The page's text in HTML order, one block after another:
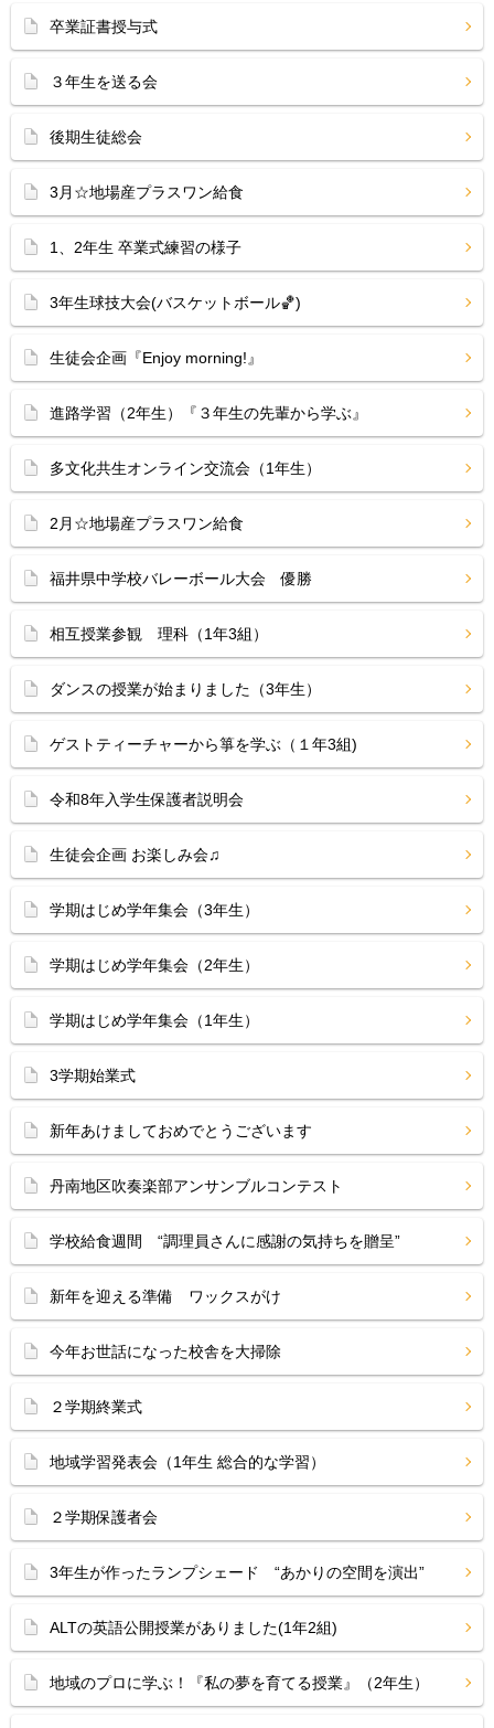
卒業証書授与式
３年生を送る会
後期生徒総会
3月☆地場産プラスワン給食
1、2年生 卒業式練習の様子
3年生球技大会(バスケットボール🏀)
生徒会企画『Enjoy morning!』
進路学習（2年生）『３年生の先輩から学ぶ』
多文化共生オンライン交流会（1年生）
2月☆地場産プラスワン給食
福井県中学校バレーボール大会 優勝
相互授業参観 理科（1年3組）
ダンスの授業が始まりました（3年生）
ゲストティーチャーから箏を学ぶ（１年3組)
令和8年入学生保護者説明会
生徒会企画 お楽しみ会♫
学期はじめ学年集会（3年生）
学期はじめ学年集会（2年生）
学期はじめ学年集会（1年生）
3学期始業式
新年あけましておめでとうございます
丹南地区吹奏楽部アンサンブルコンテスト
学校給食週間 “調理員さんに感謝の気持ちを贈呈”
新年を迎える準備 ワックスがけ
今年お世話になった校舎を大掃除
２学期終業式
地域学習発表会（1年生 総合的な学習）
２学期保護者会
3年生が作ったランプシェード “あかりの空間を演出”
ALTの英語公開授業がありました(1年2組)
地域のプロに学ぶ！『私の夢を育てる授業』（2年生）